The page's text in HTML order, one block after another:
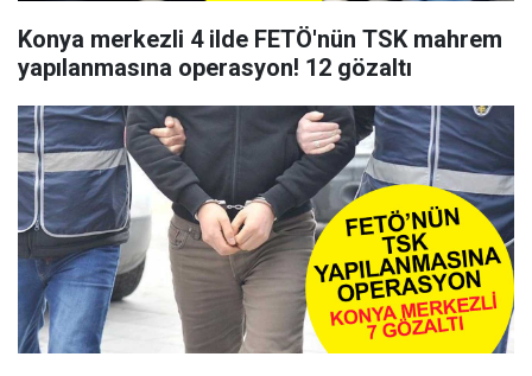
Konya merkezli 4 ilde FETÖ'nün TSK mahrem
yapılanmasına operasyon! 12 gözaltı